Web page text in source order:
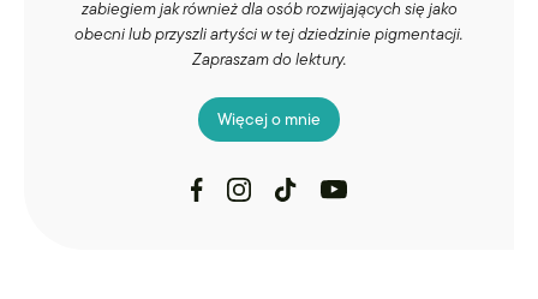
zabiegiem jak również dla osób rozwijających się jako
obecni lub przyszli artyści w tej dziedzinie pigmentacji.
Zapraszam do lektury.
Więcej o mnie